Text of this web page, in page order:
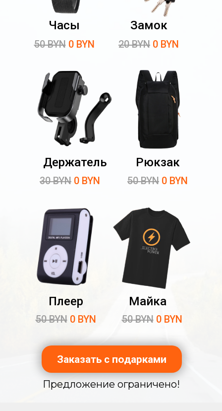
50 BYN 0 BYN
Рюкзак
50 BYN 0 BYN
Плеер
50 BYN 0 BYN
Часы
50 BYN 0 BYN 20 BYN 0 BYN
30 BYN 0 BYN
Замок
Держатель
Предложение ограничено!
Майка
Заказать с подарками